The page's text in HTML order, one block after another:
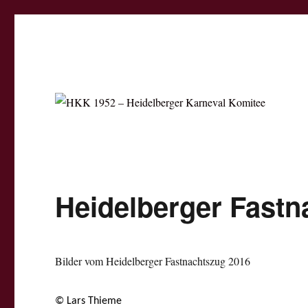
Heidelberger
Bilder vom Heidelberger Fastnachtszug 2016
© Lars Thieme